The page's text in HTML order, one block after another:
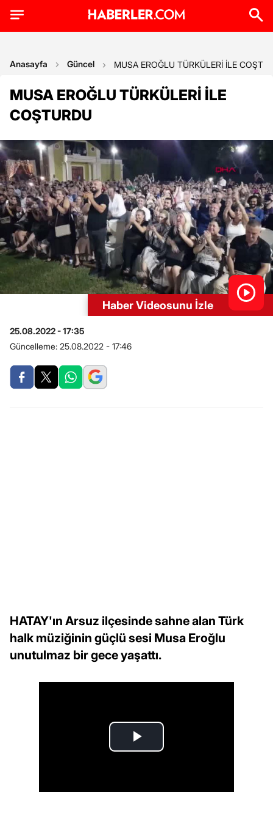
Anasayfa Güncel MUSA EROĞLU TÜRKÜLERİ İLE
MUSA EROĞLU TÜRKÜLERİ İLE
COŞTURDU
Haber Videosunu İzle
25.08.2022 - 17:35
Güncelleme: 25.08.2022 - 17:46
HATAY'ın Arsuz ilçesinde sahne alan Türk
halk müziğinin güçlü sesi Musa Eroğlu
unutulmaz bir gece yaşattı.